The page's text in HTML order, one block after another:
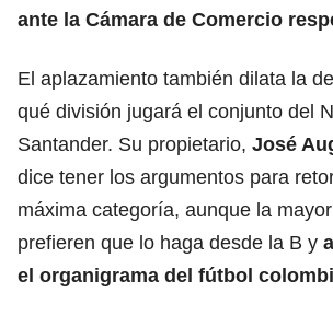
ante la Cámara de Comercio
El aplazamiento también dilata la
qué división jugará el conjunto del
Santander. Su propietario, José
dice tener los argumentos para
máxima categoría, aunque la
prefieren que lo haga desde la B y
el organigrama del fútbol